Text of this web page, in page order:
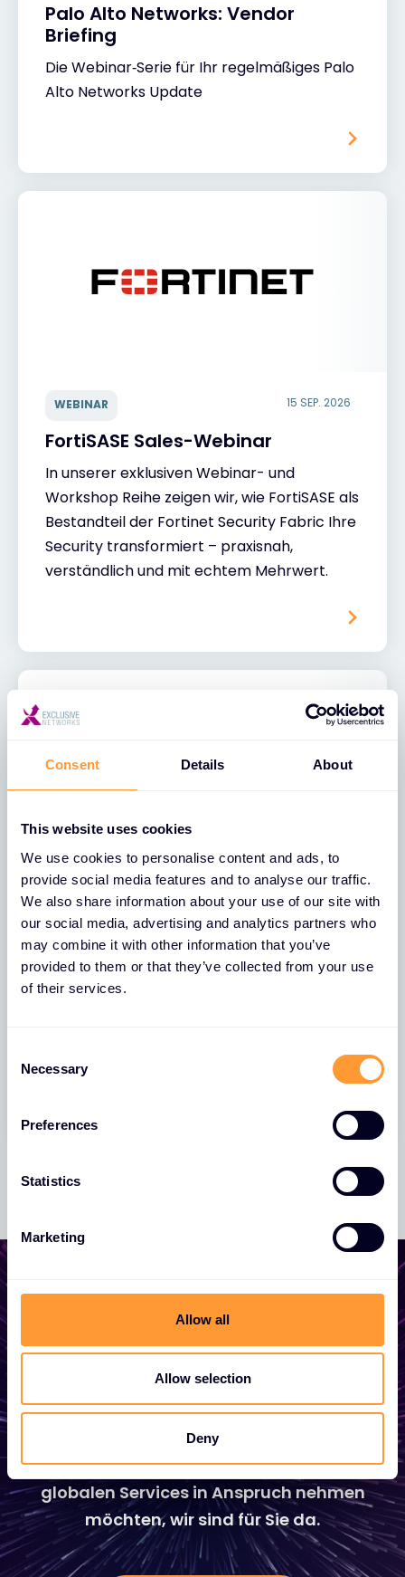
Consent Details About
This website uses cookies
We use cookies to personalise content and ads, to
provide social media features and to analyse our traffic.
We also share information about your use of our site with
our social media, advertising and analytics partners who
may combine it with other information that you’ve
provided to them or that they’ve collected from your use
of their services.
l
c
o
n
Necessary
Preferences
Statistics
Marketing
Allow all
Allow selection
Deny
Palo Alto Networks: Vendor
Briefing
Die Webinar‑Serie für Ihr regelmäßiges Palo
Alto Networks Update
WEBINAR 15 SEP. 2026
FortiSASE Sales-Webinar
In unserer exklusiven Webinar- und
Workshop Reihe zeigen wir, wie FortiSASE als
Bestandteil der Fortinet Security Fabric Ihre
Security transformiert – praxisnah,
verständlich und mit echtem Mehrwert.
WEBINAR 29 SEP. 2026
FortiSASE Tech-Webinar
In unserer exklusiven Webinar- und
Workshop Reihe zeigen wir, wie FortiSASE als
Beginnen Sie mit dem
Wachstum Ihres
Unternehmens
Egal, ob Sie ein Angebot oder eine Beratung
benötigen, Partner werden oder unsere
globalen Services in Anspruch nehmen
möchten, wir sind für Sie da.